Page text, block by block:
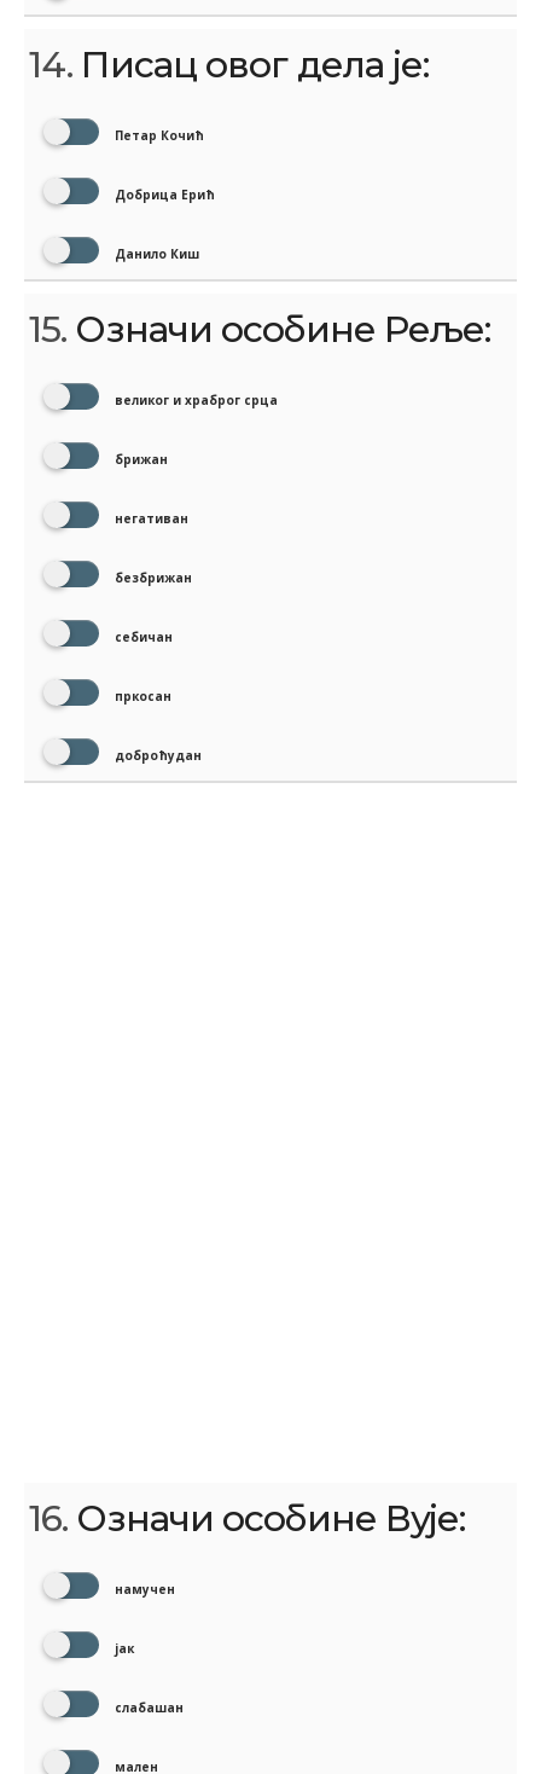
14. Писац овог дела је:
Петар Кочић
Добрица Ерић
Данило Киш
15. Означи особине Реље:
великог и храброг срца
брижан
негативан
безбрижан
себичан
пркосан
доброћудан
16. Означи особине Вује:
намучен
јак
слабашан
мален